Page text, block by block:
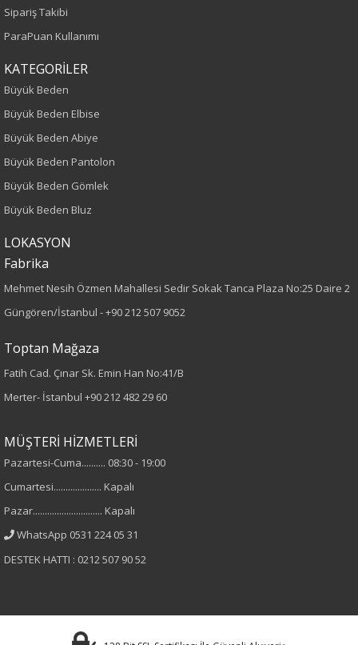
Yaş Grubu
Kalıp
Büyük Beden
Boy
130
Örme
Düz
Kumaş
Yaka Tipi
Bisiklet Yaka
Kadın
Sipariş Takibi
ParaPuan Kullanımı
KATEGORİLER
Büyük Beden
Büyük Beden Elbise
Büyük Beden Abiye
Büyük Beden Pantolon
Büyük Beden Gömlek
Büyük Beden Bluz
LOKASYON
Fabrika
Mehmet Nesih Özmen Mahallesi Sedir Sokak Tanca Plaza No:25 Daire 2
Güngören/İstanbul -+90 212 507 9052
Toptan Mağaza
Fatih Cad. Çınar Sk. Emin Han No:41/B
Merter- İstanbul +90 212 482 29 60
MÜŞTERİ HİZMETLERİ
Pazartesi-Cuma.......... 08:30 - 19:00
Cumartesi.................... Kapalı
Pazar............................. Kapalı
WhatsApp 0531 224 05 31
DESTEK HATTI : 0212 507 90 52